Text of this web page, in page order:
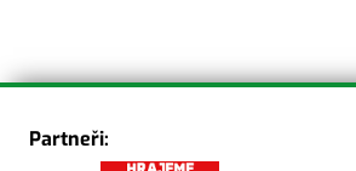
Partneři: